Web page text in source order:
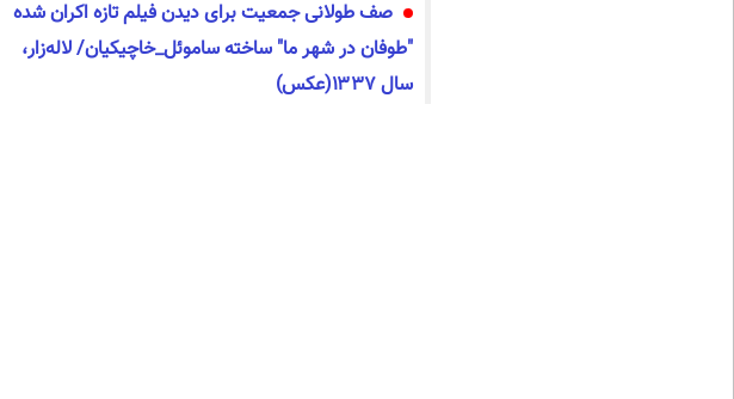
صف طولانی جمعیت برای دیدن فیلم تازه اکران شده
"طوفان در شهر ما" ساخته ساموئل_خاچیکیان/ لاله‌زار،
سال ۱۳۳۷(عکس)